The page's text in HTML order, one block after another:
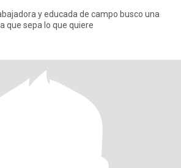
y educada de campo busco una
que sepa lo que quiere